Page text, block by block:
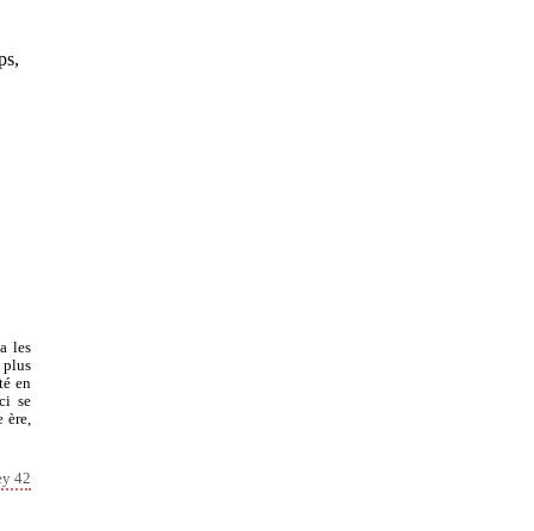
les
plus
en
se
ère,
42